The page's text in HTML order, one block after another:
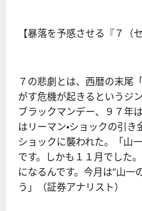
【暴落を予感させる『７（
７の悲劇とは、西暦の末尾
がす危機が起きるというジ
ブラックマンデー、９７年
はリーマン・ショックの引き
ショックに襲われた。「山
です。しかも１１月でした
になるんです。今月は“山一
う」（証券アナリスト）